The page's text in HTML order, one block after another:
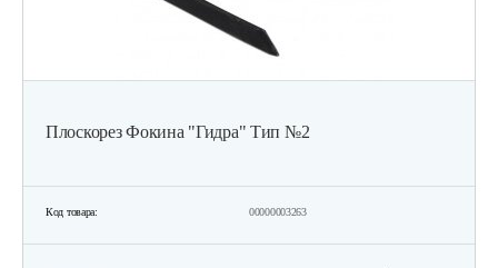
Плоскорез Фокина "Гидра" Тип №2
Код товара: 00000003263